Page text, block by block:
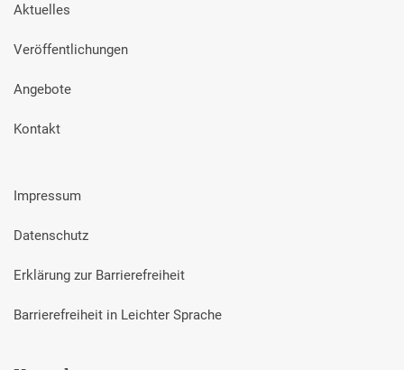
Aktuelles
Veröffentlichungen
Angebote
Kontakt
Impressum
Datenschutz
Erklärung zur Barrierefreiheit
Barrierefreiheit in Leichter Sprache